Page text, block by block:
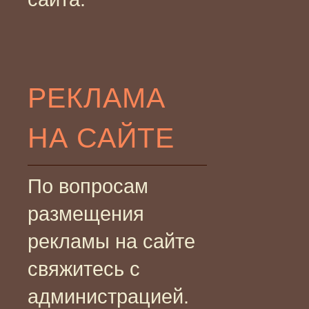
РЕКЛАМА
НА САЙТЕ
По вопросам
размещения
рекламы на сайте
свяжитесь с
администрацией.